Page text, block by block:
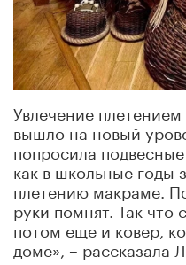
Увлечение
вышло на новый
попросила
как в школьные годы
плетению макраме.
руки помнят. Так что
потом еще и ковер,
доме», – рассказала